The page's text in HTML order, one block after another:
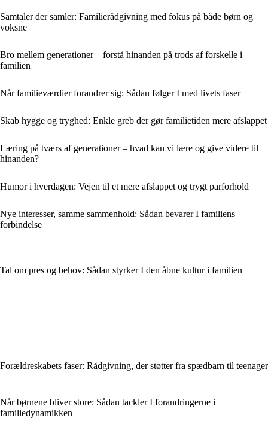
Samtaler der samler: Familierådgivning med fokus på både børn og
voksne
Bro mellem generationer – forstå hinanden på trods af forskelle i
familien
Når familieværdier forandrer sig: Sådan følger I med livets faser
Skab hygge og tryghed: Enkle greb der gør familietiden mere afslappet
Læring på tværs af generationer – hvad kan vi lære og give videre til
hinanden?
Humor i hverdagen: Vejen til et mere afslappet og trygt parforhold
Nye interesser, samme sammenhold: Sådan bevarer I familiens
forbindelse
Tal om pres og behov: Sådan styrker I den åbne kultur i familien
Forældreskabets faser: Rådgivning, der støtter fra spædbarn til teenager
Når børnene bliver store: Sådan tackler I forandringerne i
familiedynamikken